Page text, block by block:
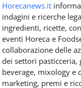
Horecanews.it
indagini e ricerche
ingredienti, ricette,
eventi Horeca e
collaborazione delle
dei settori pasticceria,
beverage, mixology e
marketing, premi e